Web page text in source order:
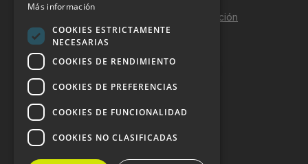
Política de calidad y seguridad de la información
Contacto
DOSSIER Y CONTRATACIÓN
Dossier 2026 (ES)
Dossier 2026 (EN)
Más información
COOKIES ESTRICTAMENTE
NECESARIAS
COOKIES DE RENDIMIENTO
COOKIES DE PREFERENCIAS
COOKIES DE FUNCIONALIDAD
COOKIES NO CLASIFICADAS